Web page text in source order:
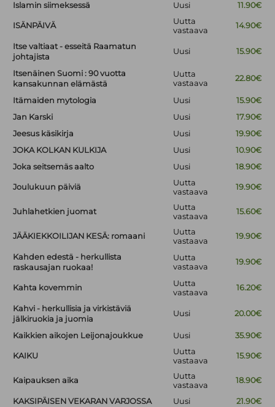
Islamin siimeksessä Uusi 11.90€
ISÄNPÄIVÄ
Uutta
vastaava
14.90€
Itse valtiaat - esseitä Raamatun
johtajista
Uusi 15.90€
Itsenäinen Suomi : 90 vuotta
kansakunnan elämästä
Uutta
vastaava
22.80€
Itämaiden mytologia Uusi
15.90€
Jan Karski
Uusi
17.90€
Jeesus käsikirja
Uusi
19.90€
JOKA KOLKAN KULKIJA
Uusi
10.90€
Joka seitsemäs aalto
Uusi 18.90€
Joulukuun päiviä
Uutta
vastaava
19.90€
Juhlahetkien juomat
Uutta
vastaava
15.60€
JÄÄKIEKKOILIJAN KESÄ: romaani
Uutta
vastaava
19.90€
Kahden edestä - herkullista
raskausajan ruokaa!
Uutta
vastaava
19.90€
Kahta kovemmin
Uutta
vastaava
16.20€
Kahvi - herkullisia ja virkistäviä
jälkiruokia ja juomia
Uusi 20.00€
Kaikkien aikojen Leijonajoukkue Uusi 35.90€
KAIKU
Uutta
vastaava
15.90€
Kaipauksen aika
Uutta
vastaava
18.90€
KAKSIPÄISEN VEKARAN VARJOSSA Uusi
21.90€